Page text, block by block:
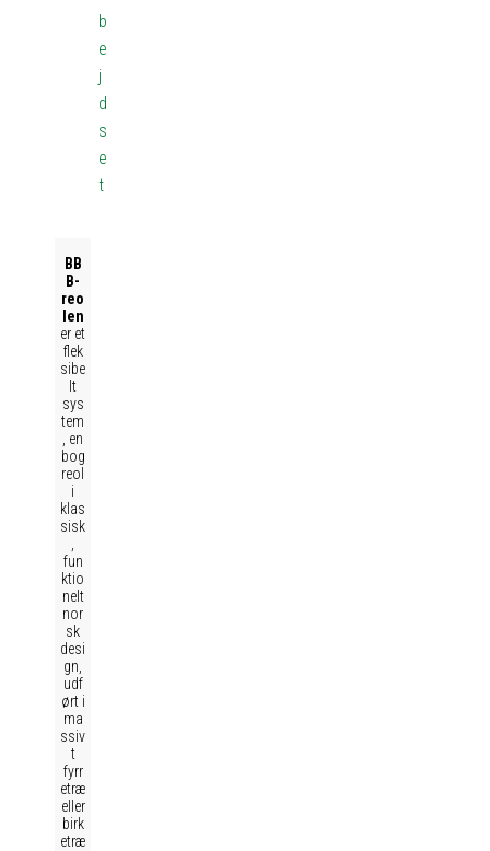
b
e
j
d
s
e
t
BB
B-
reo
len
er et
flek
sibe
lt
sys
tem
, en
bog
reol
i
klas
sisk
fun
ktio
nelt
nor
sk
desi
gn,
udf
ørt i
ma
ssiv
t
fyrr
etræ
eller
birk
etræ